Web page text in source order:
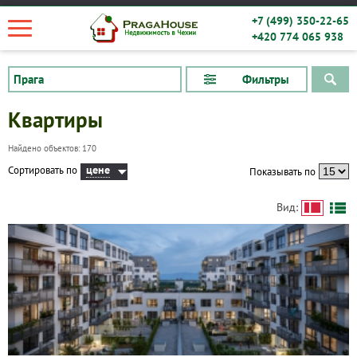
+7 (499) 350-22-65
+420 774 065 938
Фильтры
Квартиры
Найдено объектов: 170
Сортировать по цене Показывать по
Вид: